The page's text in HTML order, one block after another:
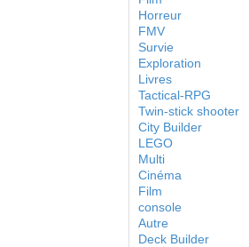
Horreur
FMV
Survie
Exploration
Livres
Tactical-RPG
Twin-stick shooter
City Builder
LEGO
Multi
Cinéma
Film
console
Autre
Deck Builder